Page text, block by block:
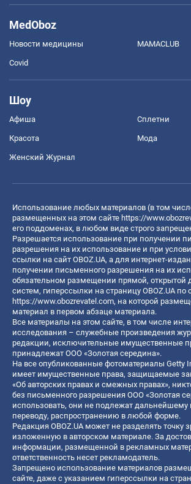
MedOboz
Новости медицины MAMACLUB
Covid
Шоу
Афиша Сплетни
Красота Мода
Женский Журнал
Использование любых материалов (в том
размещенных на этом сайте https://
его поддоменах, в любом виде строго
Разрешается использование при получении
разрешения на их использование и при
ссылки на сайт OBOZ.UA, а для интернет-
получении письменного разрешения на их
обязательном размещении прямой, открытой
систем, гиперссылки на страницу OBOZ.UA по
https://www.obozrevatel.com, на которой
материал в первом абзаце материала.
Все материалы на этом сайте, в том числе
исследования – служебные произведения
редакции, исключительные имущественные
принадлежат ООО «Золотая середина».
На все опубликованные фотоматериалы Getty
имеет имущественные права, защищаемые
«Об авторских правах и смежных правах»,
без письменного разрешения ООО «Золотая
использовать, они не подлежат дальнейшему
переводу, распространению в любой форме.
Редакция OBOZ.UA может не разделять точку
изложенную в авторском материале. За
информации, размещенной в рекламных
ответственность несет рекламодатель.
Запрещено использование материалов
сайте, даже с указанием гиперссылки на